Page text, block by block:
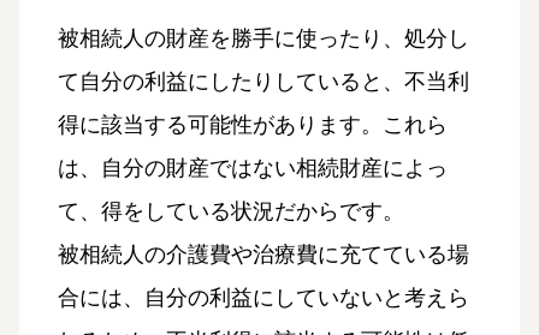
被相続人の財産を勝手に使ったり、処分し
て自分の利益にしたりしていると、不当利
得に該当する可能性があります。これら
は、自分の財産ではない相続財産によっ
て、得をしている状況だからです。
被相続人の介護費や治療費に充てている場
合には、自分の利益にしていないと考えら